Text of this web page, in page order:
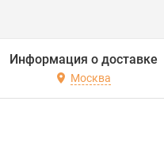
Информация о доставке
Москва